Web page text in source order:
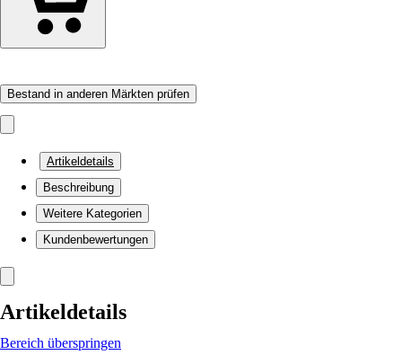
Bestand in anderen Märkten prüfen
Artikeldetails
Beschreibung
Weitere Kategorien
Kundenbewertungen
Artikeldetails
Bereich überspringen